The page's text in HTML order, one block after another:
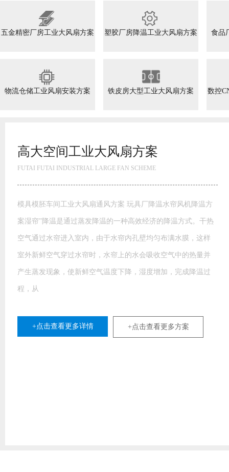
五金精密厂房工业大风扇方案 塑胶厂房降温工业大风扇方案 食品
物流仓储工业风扇安装方案 铁皮房大型工业大风扇方案 数控
高大空间工业大风扇方案
FUTAI FUTAI INDUSTRIAL LARGE FAN SCHEME
模具模胚车间工业大风扇通风方案 玩具厂降温水帘风机降温方
案湿帘”降温是通过蒸发降温的一种高效经济的降温方式。干热
空气通过水帘进入室内，由于水帘内孔壁均匀布满水膜，这样
室外新鲜空气穿过水帘时，水帘上的水会吸收空气中的热量并
产生蒸发现象，使新鲜空气温度下降，湿度增加，完成降温过
程，从
+点击查看更多详情 +点击查看更多方案